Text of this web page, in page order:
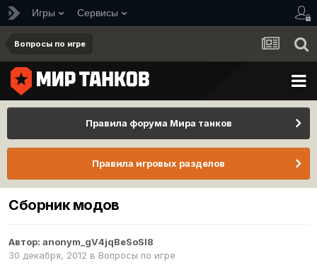
Игры Сервисы
Вопросы по игре
Правила форума Мира танков
Правила игровых разделов
Сборник модов
Автор: anonym_gV4jqBeSoSl8
30 декабря, 2012 в Вопросы по игре